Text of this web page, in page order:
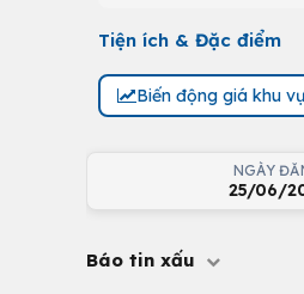
Tiện ích & Đặc điểm
Biến động giá khu
NGÀY
25/06/
Báo tin xấu